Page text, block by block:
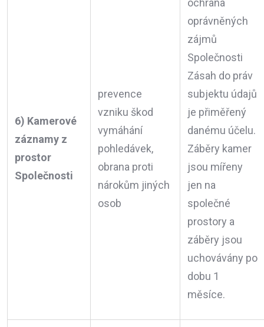
6) Kamerové
záznamy z
prostor
Společnosti
prevence
vzniku škod
vymáhání
pohledávek,
obrana proti
nárokům jiných
osob
oprávněných
zájmů
Společnosti
Zásah do práv
subjektu údajů
je přiměřený
danému účelu.
Záběry kamer
jsou mířeny
jen na
společné
prostory a
záběry jsou
uchovávány po
dobu 1
měsíce.